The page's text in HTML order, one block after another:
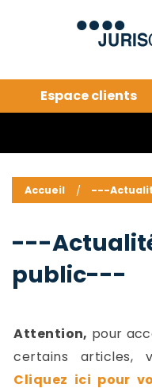
Espace clients
Accueil ---
---
public---
Attention, pour
certains articles,
Cliquez ici pour